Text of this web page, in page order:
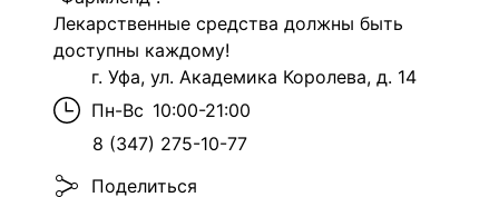
Лекарственные средства должны быть
доступны каждому!
г. Уфа, ул. Академика Королева, д. 14
Пн-Вс 10:00-21:00
8 (347) 275-10-77
Поделиться